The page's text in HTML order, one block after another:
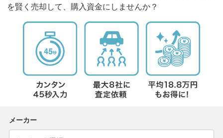
を賢く売却して、購入資金にしませんか？
メーカー